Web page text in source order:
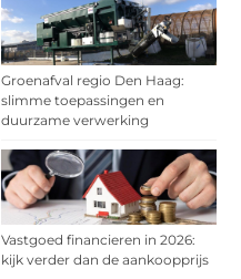
Groenafval regio Den Haag:
slimme toepassingen en
duurzame verwerking
Vastgoed financieren in 2026:
kijk verder dan de aankoopprijs